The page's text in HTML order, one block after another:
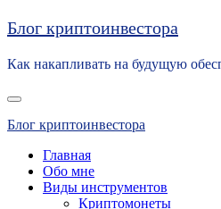
Перейти
к
содержимому
Блог криптоинвестора
Как накапливать на будущую
Основное
меню
Блог криптоинвестора
Главная
Обо мне
Виды инструментов
Криптомонеты